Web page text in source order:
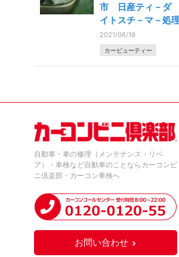
市 日産ティ－ダ
イトスチ－マ－処
2021/06/19
カービューティー
自動車・車の修理（メンテナンス・リペ
ア）・車検など自動車のことならカーコンビ
ニ倶楽部・カーコン車検へ
お問い合わせ